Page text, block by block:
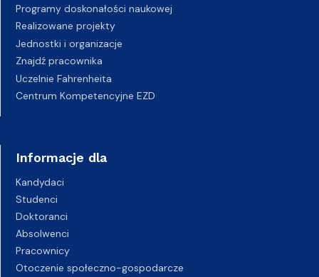
Programy doskonałości naukowej
Realizowane projekty
Jednostki i organizacje
Znajdź pracownika
Uczelnie Fahrenheita
Centrum Kompetencyjne EZD
Informacje dla
Kandydaci
Studenci
Doktoranci
Absolwenci
Pracownicy
Otoczenie społeczno-gospodarcze